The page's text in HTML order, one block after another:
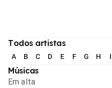
Todos artistas
A B C D E F G H I
Músicas
Em alta